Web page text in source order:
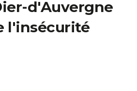
d'Auvergne
l'insécurité